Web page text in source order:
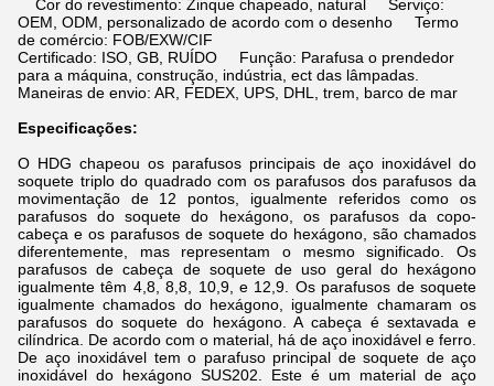
Cor do revestimento: Zinque chapeado, natural Serviço:
OEM, ODM, personalizado de acordo com o desenho Termo
de comércio: FOB/EXW/CIF
Certificado: ISO, GB, RUÍDO Função: Parafusa o prendedor
para a máquina, construção, indústria, ect das lâmpadas.
Maneiras de envio: AR, FEDEX, UPS, DHL, trem, barco de mar
Especificações:
O HDG chapeou os parafusos principais de aço inoxidável do
soquete triplo do quadrado com os parafusos dos parafusos da
movimentação de 12 pontos, igualmente referidos como os
parafusos do soquete do hexágono, os parafusos da copo-
cabeça e os parafusos de soquete do hexágono, são chamados
diferentemente, mas representam o mesmo significado. Os
parafusos de cabeça de soquete de uso geral do hexágono
igualmente têm 4,8, 8,8, 10,9, e 12,9. Os parafusos de soquete
igualmente chamados do hexágono, igualmente chamaram os
parafusos do soquete do hexágono. A cabeça é sextavada e
cilíndrica. De acordo com o material, há de aço inoxidável e ferro.
De aço inoxidável tem o parafuso principal de soquete de aço
inoxidável do hexágono SUS202. Este é um material de aço